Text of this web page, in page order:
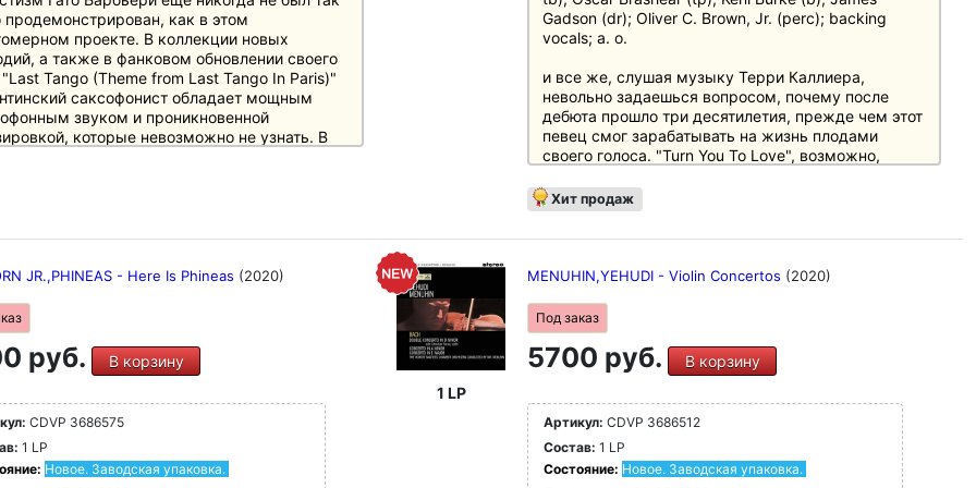
продемонстрирован, как в этом
проекте. В коллекции новых
а также в фанковом обновлении своего
"Last Tango (Theme from Last Tango In Paris)"
саксофонист обладает мощным
звуком и проникновенной
которые невозможно не узнать. В
запись обязательной для
Nr. 46/02: "Певучий, гнусавый, иногда
раздутый раздутый тон Барбиери,
вручную а также духовая секция,
время от времени расставляет
диски в своем классе"
Gadson (dr); Oliver C. Brown, Jr. (perc); backing
vocals; a. o.
и все же, слушая музыку Терри Каллиера,
невольно задаешься вопросом, почему после
дебюта прошло три десятилетия, прежде чем этот
певец смог зарабатывать на жизнь плодами
своего голоса. "Turn You To Love", возможно,
поначалу может вызвать удивление из-за
несколько противоречивого состава композиций.
столько то, каким должен быть соул, сколько то,
Его музыкальный язык воздерживается от
гневных высказываний, а вместо этого
культивирует достоверные, глубоко
в задорном фанке ("Sign Of The Times"), так и в
среднетемповых и проникновенных песнях, таких
как "Pyramids Of Love".
Хит продаж
JR.,PHINEAS - Here Is Phineas (2020)
руб. В корзину
CDVP 3686575
1 LP
Новое. Заводская упаковка.
1 LP
MENUHIN,YEHUDI - Violin Concertos (2020)
Под заказ
5700 руб. В корзину
Артикул: CDVP 3686512
Состав: 1 LP
Состояние: Новое. Заводская упаковка.